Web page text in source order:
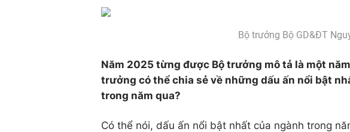
Bộ trưởng Bộ GD&ĐT
Năm 2025 từng được Bộ trưởng mô tả là một
trưởng có thể chia sẻ về những dấu ấn nổi bật
trong năm qua?
Có thể nói, dấu ấn nổi bật nhất của ngành trong